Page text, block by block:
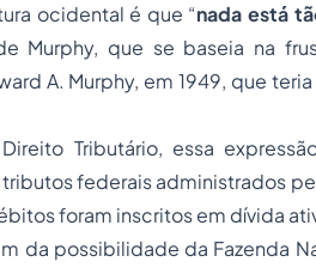
ocidental é que “nada está
Murphy, que se baseia na
A. Murphy, em 1949, que
Tributário, essa
federais administrados
foram inscritos em dívida
da possibilidade da Fazenda